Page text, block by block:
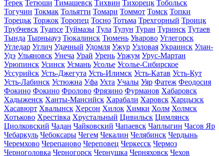
Терек Тетюши Тимашевск Тихвин Тихорецк Тобольск
Тогучин Токмак Тольятти Томари Томмот Томск Топки
Торецьк Торжок Торопец Тосно Тотьма Трехгорный Троицк
Трубчевск Туапсе Туймазы Тула Тулун Туран Туринск Тутаев
Тында Тырныауз Тюкалинск Тюмень Уварово Углегорск
Угледар Углич Удачный Удомля Ужур Узловая Украинск Улан-
Удэ Ульяновск Унеча Урай Урень Уржум Урус-Мартан
Урюпинск Усинск Усмань Усолье Усолье-Сибирское
Уссурийск Усть-Джегута Усть-Илимск Усть-Катав Усть-Кут
Усть-Лабинск Устюжна Уфа Ухта Учалы Уяр Фатеж Феодосия
Фокино Фокино Фролово Фрязино Фурманов Хабаровск
Хадыженск Ханты-Мансийск Харабали Харовск Харцызск
Хасавюрт Хвалынск Херсон Хилок Химки Холм Холмск
Хотьково Хрестівка Хрустальный Цивильск Цимлянск
Циолковский Чадан Чайковский Чапаевск Чаплыгин Часов Яр
Чебаркуль Чебоксары Чегем Чекалин Челябинск Чердынь
Черемхово Черепаново Череповец Черкесск Чермоз
Черноголовка Черногорск Чернушка Черняховск Чехов